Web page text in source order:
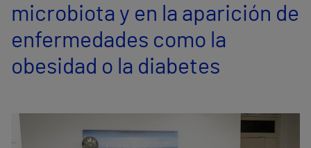
Comunicación
microbiota y en la aparición de
enfermedades como la
obesidad o la diabetes